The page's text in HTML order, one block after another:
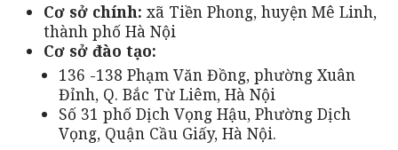
Cơ sở chính: xã Tiền Phong, huyện Mê Linh,
thành phố Hà Nội
Cơ sở đào tạo:
136 -138 Phạm Văn Đồng, phường Xuân
Đỉnh, Q. Bắc Từ Liêm, Hà Nội
Số 31 phố Dịch Vọng Hậu, Phường Dịch
Vọng, Quận Cầu Giấy, Hà Nội.